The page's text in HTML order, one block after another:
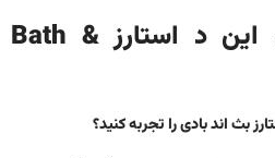
مزایای بادی لوشن این د استارز Bath &
بث اند بادیرا تجربه کنید؟